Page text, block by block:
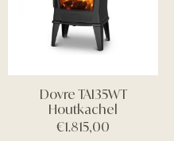
Dovre TAI35WT
Houtkachel
€1.815,00